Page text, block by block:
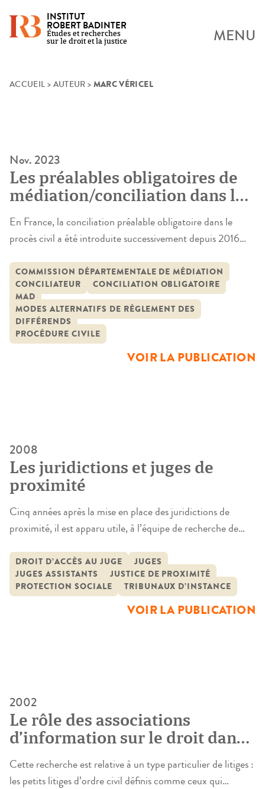
Skip
INSTITUT
ROBERT BADINTER
Études et recherches
sur le droit et la justice
MENU
ACCUEIL > AUTEUR > MARC VÉRICEL
Nov. 2023
Les préalables obligatoires de
médiation/conciliation dans le
procès civil en France et en
Allemagne
En France, la conciliation préalable obligatoire dans le
procès civil a été introduite successivement depuis 2016
litigieuse est inférieure ou égale à 5 000 €. En Allemagne,
elle a été expérimentée depuis plus de 20 ans, mais avec un
champ d’application nettement plus […]
COMMISSION DÉPARTEMENTALE DE MÉDIATION
CONCILIATEUR
CONCILIATION OBLIGATOIRE
MAD
MODES ALTERNATIFS DE RÈGLEMENT DES
DIFFÉRENDS
PROCÉDURE CIVILE
VOIR LA PUBLICATION
2008
Les juridictions et juges de
proximité
Cinq années après la mise en place des juridictions de
proximité, il est apparu utile, à l’équipe de recherche de
afin de déterminer si elles constituent bien une réponse
nouvelle de l’institution judiciaire pour tenter de résoudre
le problème de l’accès au juge des « petits litiges » […]
DROIT D’ACCÈS AU JUGE
JUGES
JUGES ASSISTANTS
JUSTICE DE PROXIMITÉ
PROTECTION SOCIALE
TRIBUNAUX D’INSTANCE
VOIR LA PUBLICATION
2002
Le rôle des associations
d’information sur le droit dans
le règlement des petits litiges
des particuliers
Cette recherche est relative à un type particulier de litiges :
les petits litiges d’ordre civil définis comme ceux qui